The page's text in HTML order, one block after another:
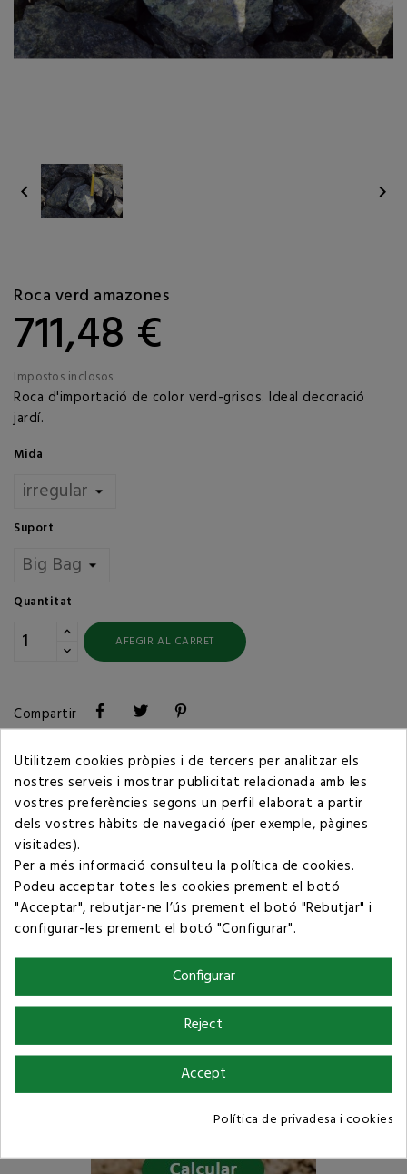
 
Roca verd amazones
711,48 €
Impostos inclosos
Roca d'importació de color verd-grisos. Ideal decoració
jardí.
Mida
Suport
Quantitat
AFEGIR AL CARRET
Compartir
Política de privacitat
Condicions de compra
Utilitzem cookies pròpies i de tercers per analitzar els
nostres serveis i mostrar publicitat relacionada amb les
vostres preferències segons un perfil elaborat a partir
dels vostres hàbits de navegació (per exemple, pàgines
visitades).
Per a més informació consulteu la política de cookies.
Podeu acceptar totes les cookies prement el botó
"Acceptar", rebutjar-ne l’ús prement el botó "Rebutjar" i
configurar-les prement el botó "Configurar".
Configurar
Reject
Accept
Política de privadesa i cookies